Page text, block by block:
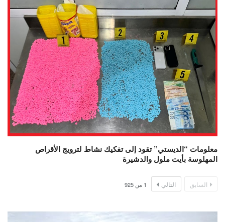
معلومات “الديستي” تقود إلى تفكيك نشاط لترويج الأقراص
المهلوسة بأيت ملول والدشيرة
السابق التالي 1 من 925